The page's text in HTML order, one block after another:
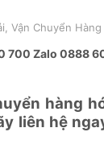
Vận Chuyển Hàng
700 Zalo 0888
hàng
liên hệ